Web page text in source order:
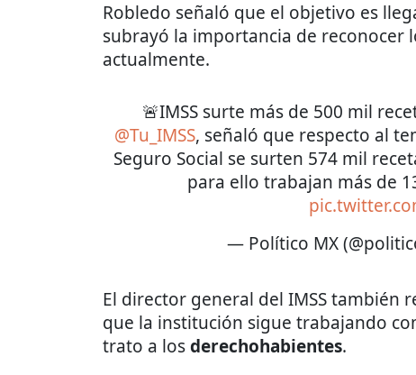
Robledo señaló que el objetivo es
subrayó la importancia de reconocer
actualmente.
🚨IMSS surte más de 500 mil
@Tu_IMSS, señaló que respecto al
Seguro Social se surten 574 mil
para ello trabajan más de
— Político MX
El director general del IMSS también
que la institución sigue trabajando
trato a losderechohabientes.